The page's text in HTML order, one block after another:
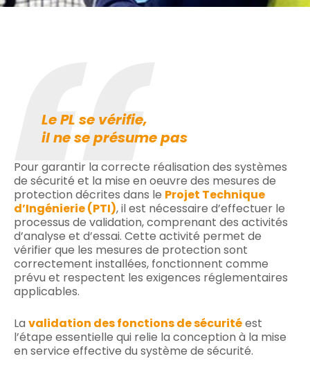
Le PL se vérifie,
il ne se présume pas
Pour garantir la correcte réalisation des systèmes
de sécurité et la mise en oeuvre des mesures de
protection décrites dans le Projet Technique
d’Ingénierie (PTI), il est nécessaire d’effectuer le
processus de validation, comprenant des activités
d’analyse et d’essai. Cette activité permet de
vérifier que les mesures de protection sont
correctement installées, fonctionnent comme
prévu et respectent les exigences réglementaires
applicables.
La validation des fonctions de sécuritéest
l’étape essentielle qui relie la conception à la mise
en service effective du système de sécurité.